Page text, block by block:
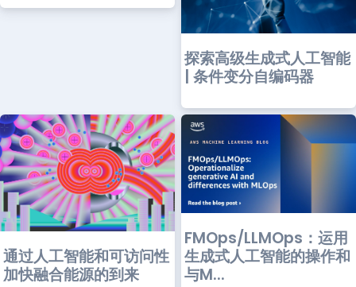
探索高级生成式人工智能
| 条件变分自编码器
通过人工智能和可访问性
加快融合能源的到来
FMOps/LLMOps：运用
生成式人工智能的操作和
与M...